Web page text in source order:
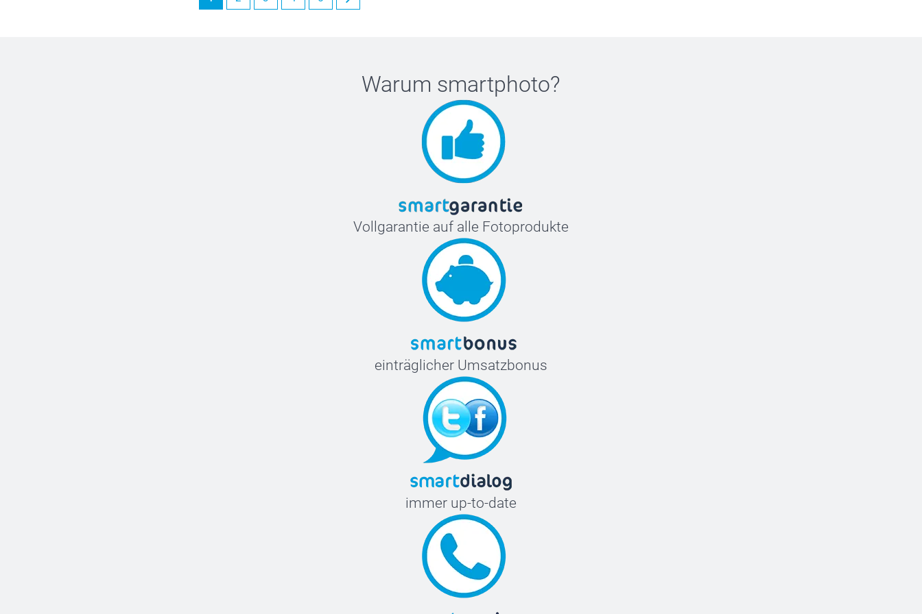
Warum smartphoto?
Vollgarantie auf alle Fotoprodukte
einträglicher Umsatzbonus
immer up-to-date